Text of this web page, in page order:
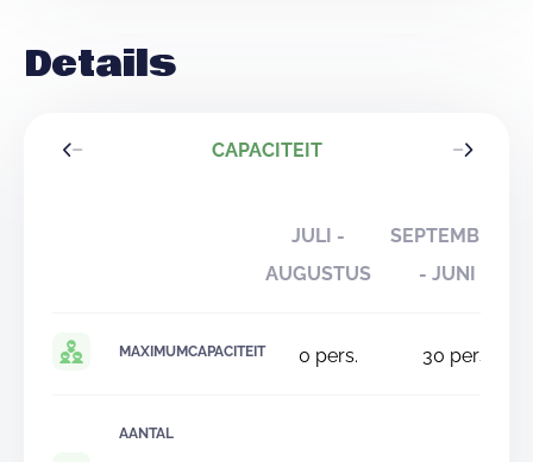
Details
CAPACITEIT
JULI -
AUGUSTUS
SEPTEMBER
- JUNI
MAXIMUMCAPACITEIT 0 pers. 30 pers.
AANTAL